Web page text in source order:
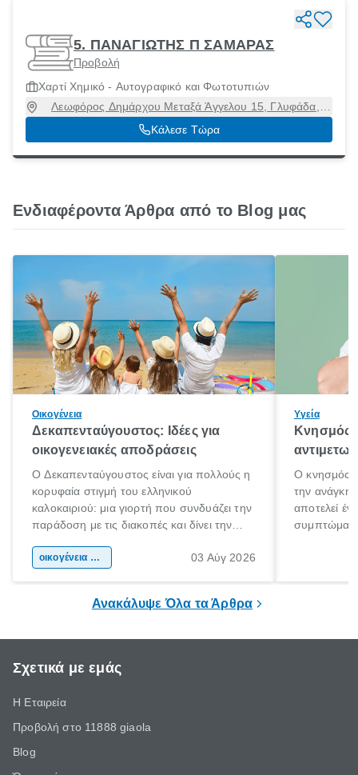
5. ΠΑΝΑΓΙΩΤΗΣ Π ΣΑΜΑΡΑΣ
Προβολή
Χαρτί Χημικό - Αυτογραφικό και Φωτοτυπιών
Λεωφόρος Δημάρχου Μεταξά Άγγελου 15, Γλυφάδα,
Αττική, 16675
Κάλεσε Τώρα
Ενδιαφέροντα Άρθρα από το Blog μας
Οικογένεια
Δεκαπενταύγουστος: Ιδέες για
οικογενειακές αποδράσεις
Ο Δεκαπενταύγουστος είναι για πολλούς η
κορυφαία στιγμή του ελληνικού
καλοκαιριού: μια γιορτή που συνδυάζει την
παράδοση με τις διακοπές και δίνει την
χώρας. Είτε πρόκειται για λίγες μέρες
οικογένεια & παιδί 03 Αύγ 2026
Υγεία
Κνησμός:
Ο κνησμός
την ανάγκη
αποτελεί
Ανακάλυψε Όλα τα Άρθρα
Σχετικά με εμάς
Η Εταιρεία
Προβολή στο 11888 giaola
Blog